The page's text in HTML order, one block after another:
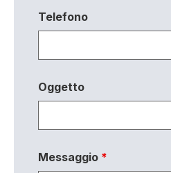
Telefono
Oggetto
Messaggio *